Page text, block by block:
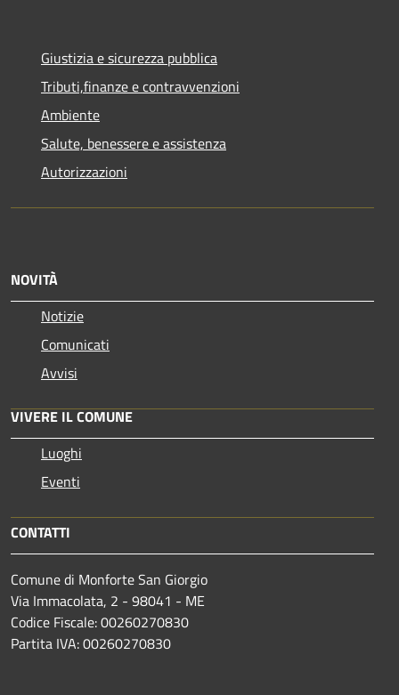
Giustizia e sicurezza pubblica
Tributi,finanze e contravvenzioni
Ambiente
Salute, benessere e assistenza
Autorizzazioni
NOVITÀ
Notizie
Comunicati
Avvisi
VIVERE IL COMUNE
Luoghi
Eventi
CONTATTI
Comune di Monforte San Giorgio
Via Immacolata, 2 - 98041 - ME
Codice Fiscale: 00260270830
Partita IVA: 00260270830